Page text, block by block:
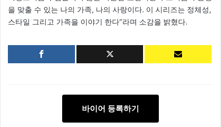
을 맞출 수 있는 나의 가족, 나의 사랑이다. 이 시리즈는 정체성,
스타일 그리고 가족을 이야기 한다”라며 소감을 밝혔다.
바이어 등록하기